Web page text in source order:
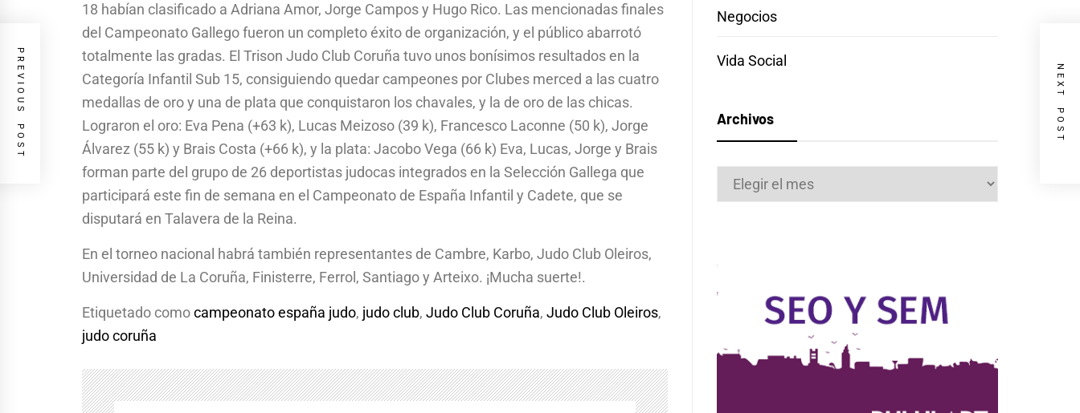
18 habían clasificado a Adriana Amor, Jorge Campos y Hugo Rico. Las mencionadas finales
del Campeonato Gallego fueron un completo éxito de organización, y el público abarrotó
totalmente las gradas. El Trison Judo Club Coruña tuvo unos bonísimos resultados en la
Categoría Infantil Sub 15, consiguiendo quedar campeones por Clubes merced a las cuatro
medallas de oro y una de plata que conquistaron los chavales, y la de oro de las chicas.
Lograron el oro: Eva Pena (+63 k), Lucas Meizoso (39 k), Francesco Laconne (50 k), Jorge
Álvarez (55 k) y Brais Costa (+66 k), y la plata: Jacobo Vega (66 k) Eva, Lucas, Jorge y Brais
forman parte del grupo de 26 deportistas judocas integrados en la Selección Gallega que
participará este fin de semana en el Campeonato de España Infantil y Cadete, que se
disputará en Talavera de la Reina.
En el torneo nacional habrá también representantes de Cambre, Karbo, Judo Club Oleiros,
Universidad de La Coruña, Finisterre, Ferrol, Santiago y Arteixo. ¡Mucha suerte!.
Etiquetado comocampeonato españa judo, judo club, Judo Club Coruña, Judo Club Oleiros,
judo coruña
PREVIOUS POST NEXT POST
Negocios
Vida Social
Archivos
Archivos